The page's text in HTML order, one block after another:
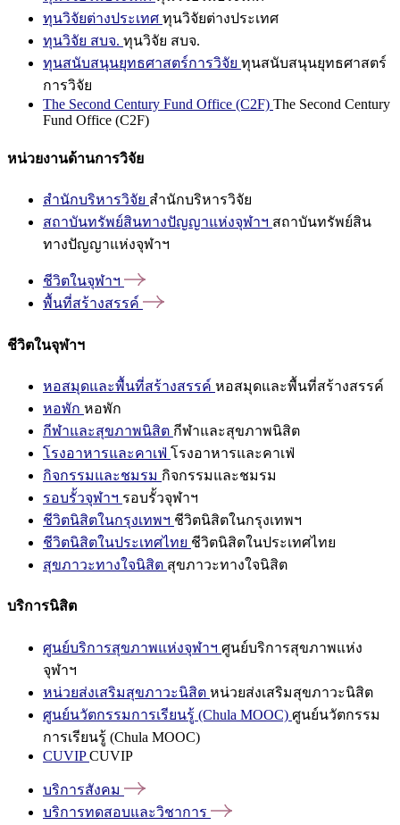
ทุนวิจัยต่างประเทศ ทุนวิจัยต่างประเทศ
ทุนวิจัย สบจ. ทุนวิจัย สบจ.
ทุนสนับสนุนยุทธศาสตร์การวิจัย ทุนสนับสนุนยุทธศาสตร์
การวิจัย
The Second Century Fund Office (C2F) The Second Century
Fund Office (C2F)
หน่วยงานด้านการวิจัย
สำนักบริหารวิจัย สำนักบริหารวิจัย
สถาบันทรัพย์สินทางปัญญาแห่งจุฬาฯ สถาบันทรัพย์สิน
ทางปัญญาแห่งจุฬาฯ
ชีวิตในจุฬาฯ
พื้นที่สร้างสรรค์
ชีวิตในจุฬาฯ
หอสมุดและพื้นที่สร้างสรรค์ หอสมุดและพื้นที่สร้างสรรค์
หอพัก หอพัก
กีฬาและสุขภาพนิสิต กีฬาและสุขภาพนิสิต
โรงอาหารและคาเฟ่ โรงอาหารและคาเฟ่
กิจกรรมและชมรม กิจกรรมและชมรม
รอบรั้วจุฬาฯ รอบรั้วจุฬาฯ
ชีวิตนิสิตในกรุงเทพฯ ชีวิตนิสิตในกรุงเทพฯ
ชีวิตนิสิตในประเทศไทย ชีวิตนิสิตในประเทศไทย
สุขภาวะทางใจนิสิต สุขภาวะทางใจนิสิต
บริการนิสิต
ศูนย์บริการสุขภาพแห่งจุฬาฯ ศูนย์บริการสุขภาพแห่ง
จุฬาฯ
หน่วยส่งเสริมสุขภาวะนิสิต หน่วยส่งเสริมสุขภาวะนิสิต
ศูนย์นวัตกรรมการเรียนรู้ (Chula MOOC) ศูนย์นวัตกรรม
การเรียนรู้ (Chula MOOC)
CUVIPCUVIP
บริการสังคม
บริการทดสอบและวิชาการ